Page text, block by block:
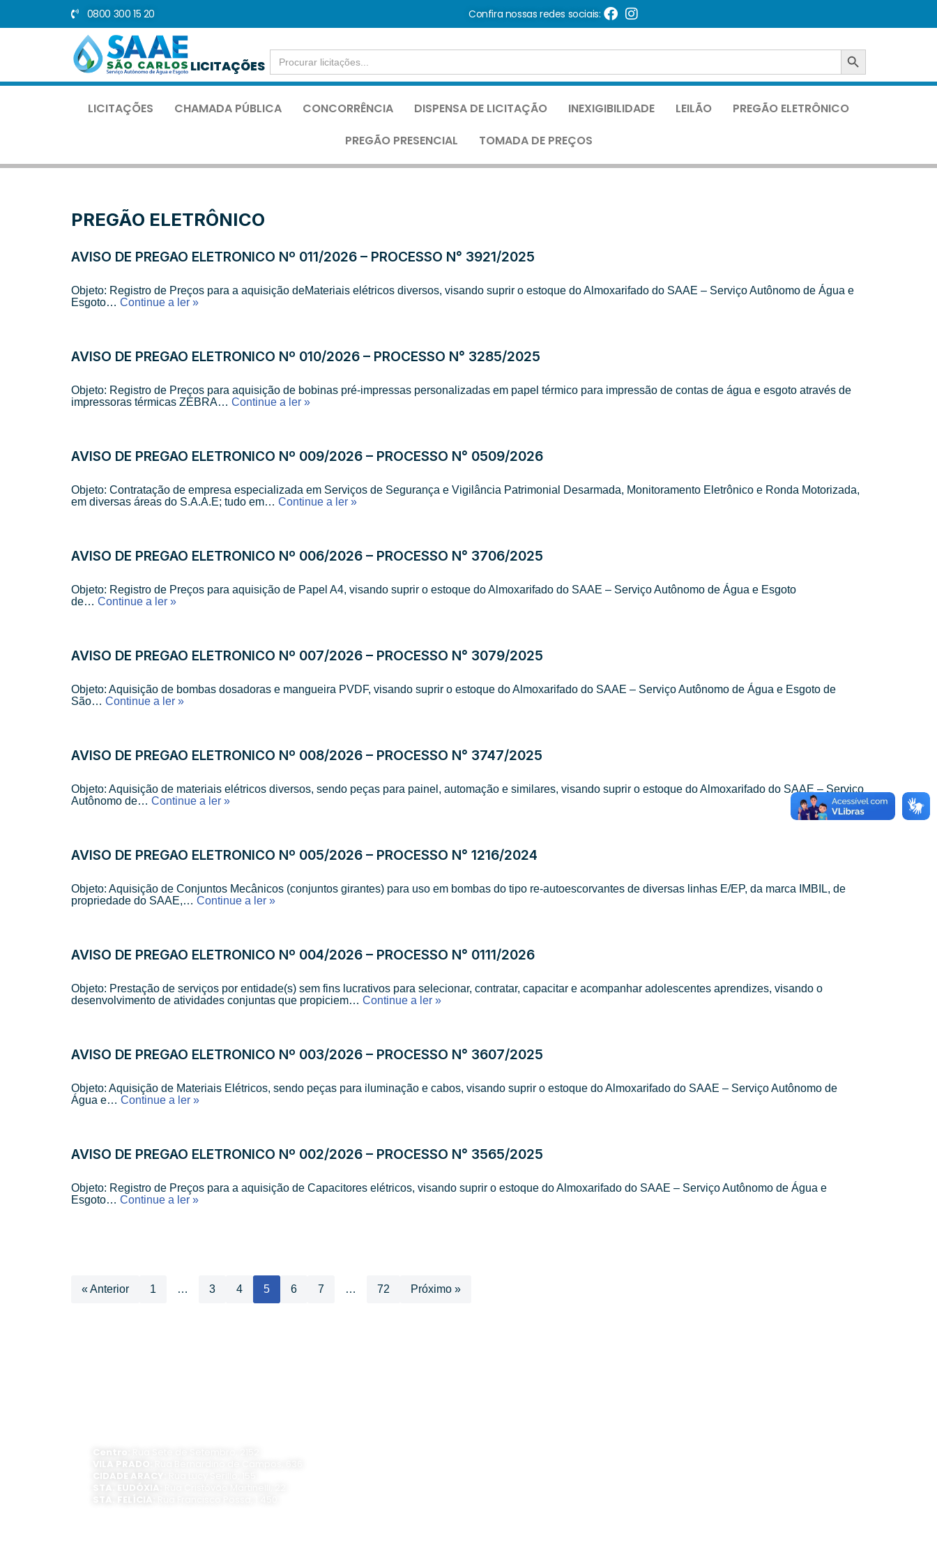
0800 300 15 20 Confira nossas redes sociais:
LICITAÇÕES
Search
for:
SEARCH BUTTON
LICITAÇÕES CHAMADA PÚBLICA CONCORRÊNCIA DISPENSA DE LICITAÇÃO INEXIGIBILIDADE LEILÃO
PREGÃO ELETRÔNICO
PREGÃO PRESENCIAL
TOMADA DE PREÇOS
PREGÃO ELETRÔNICO
AVISO DE PREGÃO ELETRÔNICO Nº 011/2026 – PROCESSO N° 3921/2025
Objeto: Registro de Preços para a aquisição deMateriais elétricos diversos, visando suprir o estoque do Almoxarifado do SAAE – Serviço Autônomo de Água e
Esgoto… Continue a ler »
AVISO DE PREGÃO ELETRÔNICO Nº 010/2026 – PROCESSO N° 3285/2025
Objeto: Registro de Preços para aquisição de bobinas pré-impressas personalizadas em papel térmico para impressão de contas de água e esgoto através de
impressoras térmicas ZEBRA… Continue a ler »
AVISO DE PREGÃO ELETRÔNICO Nº 009/2026 – PROCESSO N° 0509/2026
Objeto: Contratação de empresa especializada em Serviços de Segurança e Vigilância Patrimonial Desarmada, Monitoramento Eletrônico e Ronda Motorizada,
em diversas áreas do S.A.A.E; tudo em… Continue a ler »
AVISO DE PREGÃO ELETRÔNICO Nº 006/2026 – PROCESSO N° 3706/2025
Objeto: Registro de Preços para aquisição de Papel A4, visando suprir o estoque do Almoxarifado do SAAE – Serviço Autônomo de Água e Esgoto
de… Continue a ler »
AVISO DE PREGÃO ELETRÔNICO Nº 007/2026 – PROCESSO N° 3079/2025
Objeto: Aquisição de bombas dosadoras e mangueira PVDF, visando suprir o estoque do Almoxarifado do SAAE – Serviço Autônomo de Água e Esgoto de
São… Continue a ler »
AVISO DE PREGÃO ELETRÔNICO Nº 008/2026 – PROCESSO N° 3747/2025
Objeto: Aquisição de materiais elétricos diversos, sendo peças para painel, automação e similares, visando suprir o estoque do Almoxarifado do SAAE – Serviço
Autônomo de… Continue a ler »
AVISO DE PREGÃO ELETRÔNICO Nº 005/2026 – PROCESSO N° 1216/2024
Objeto: Aquisição de Conjuntos Mecânicos (conjuntos girantes) para uso em bombas do tipo re-autoescorvantes de diversas linhas E/EP, da marca IMBIL, de
propriedade do SAAE,… Continue a ler »
AVISO DE PREGÃO ELETRÔNICO Nº 004/2026 – PROCESSO N° 0111/2026
Objeto: Prestação de serviços por entidade(s) sem fins lucrativos para selecionar, contratar, capacitar e acompanhar adolescentes aprendizes, visando o
desenvolvimento de atividades conjuntas que propiciem… Continue a ler »
AVISO DE PREGÃO ELETRÔNICO Nº 003/2026 – PROCESSO N° 3607/2025
Objeto: Aquisição de Materiais Elétricos, sendo peças para iluminação e cabos, visando suprir o estoque do Almoxarifado do SAAE – Serviço Autônomo de
Água e… Continue a ler »
AVISO DE PREGÃO ELETRÔNICO Nº 002/2026 – PROCESSO N° 3565/2025
Objeto: Registro de Preços para a aquisição de Capacitores elétricos, visando suprir o estoque do Almoxarifado do SAAE – Serviço Autônomo de Água e
Esgoto… Continue a ler »
« Anterior 1 … 3 4 5 6 7 … 72 Próximo »
VILA PRADO:
CIDADE ARACY:
STA. EUDÓXIA:
STA. FELÍCIA: